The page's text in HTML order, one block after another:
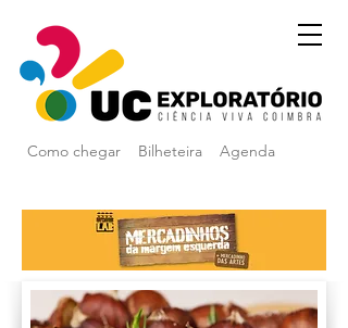
Como chegar Agenda
Bilheteira